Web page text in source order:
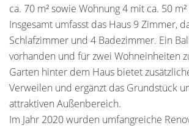
ca. 70 m² sowie Wohnung 4 mit ca. 50
Insgesamt umfasst das Haus 9 Zimmer,
Schlafzimmer und 4 Badezimmer. Ein
vorhanden und für zwei Wohneinheiten
Garten hinter dem Haus bietet
Verweilen und ergänzt das Grundstück
attraktiven Außenbereich.
Im Jahr 2020 wurden umfangreiche